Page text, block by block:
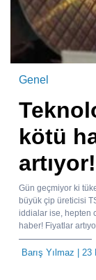
Genel
kötü
artıyor!
Gün geçmiyor ki
büyük çip üreticisi
iddialar ise, hepten
haber! Fiyatlar
Barış Yılmaz | 23